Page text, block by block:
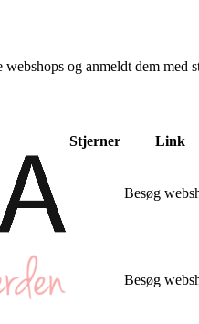
og anmeldt dem
Stjerner Link
Besøg
Besøg